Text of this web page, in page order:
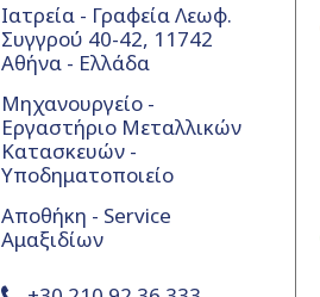
Ιατρεία - Γραφεία Λεωφ.
Συγγρού 40-42, 11742
Αθήνα - Ελλάδα
Μηχανουργείο -
Εργαστήριο Μεταλλικών
Κατασκευών -
Υποδηματοποιείο
Αποθήκη - Service
Αμαξιδίων